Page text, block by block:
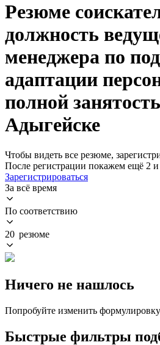
Резюме
должность
менеджера по
адаптации
полной
Адыгейске
Чтобы видеть все резюме,
После регистрации покажем ещё 2
Зарегистрироваться
За всё время
По соответствию
20 резюме
Ничего не нашлось
Попробуйте изменить
Быстрые фильтры